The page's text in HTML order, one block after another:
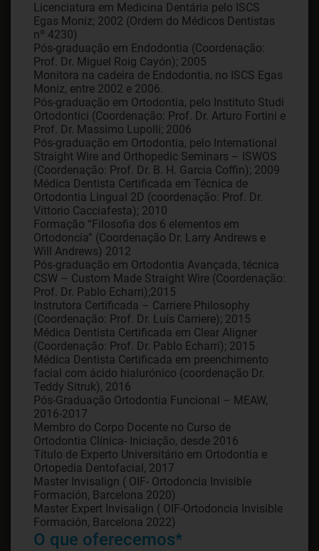
Licenciatura em Medicina Dentária pelo ISCS
Egas Moniz; 2002 (Ordem do Médicos Dentistas
nº 4230)
Pós-graduação em Endodontia (Coordenação:
Prof. Dr. Miguel Roig Cayón); 2005
Monitora na cadeira de Endodontia, no ISCS Egas
Moniz, entre 2002 e 2006.
Pós-graduação em Ortodontia, pelo Instituto Studi
Ortodontici (Coordenação: Prof. Dr. Arturo Fortini e
Prof. Dr. Massimo Lupolli; 2006
Pós-graduação em Ortodontia, pelo International
Straight Wire and Orthopedic Seminars – ISWOS
(Coordenação: Prof. Dr. B. H. Garcia Coffin); 2009
Médica Dentista Certificada em Técnica de
Ortodontia Lingual 2D (coordenação: Prof. Dr.
Vittorio Cacciafesta); 2010
Formação “Filosofia dos 6 elementos em
Ortodoncia” (Coordenação Dr. Larry Andrews e
Will Andrews) 2012
Pós-graduação em Ortodontia Avançada, técnica
CSW – Custom Made Straight Wire (Coordenação:
Prof. Dr. Pablo Echarri);2015
Instrutora Certificada – Carriere Philosophy
(Coordenação: Prof. Dr. Luís Carriere); 2015
Médica Dentista Certificada em Clear Aligner
(Coordenação: Prof. Dr. Pablo Echarri); 2015
Médica Dentista Certificada em preenchimento
facial com ácido hialurónico (coordenação Dr.
Teddy Sitruk), 2016
Pós-Graduação Ortodontia Funcional – MEAW,
2016-2017
Membro do Corpo Docente no Curso de
Ortodontia Clínica- Iniciação, desde 2016
Título de Experto Universitário em Ortodontia e
Ortopedia Dentofacial, 2017
Master Invisalign ( OIF- Ortodoncia Invisible
Formación, Barcelona 2020)
Master Expert Invisalign ( OIF-Ortodoncia Invisible
Formación, Barcelona 2022)
O que oferecemos*